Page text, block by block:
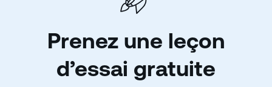
Prenez une leçon
d’essai gratuite